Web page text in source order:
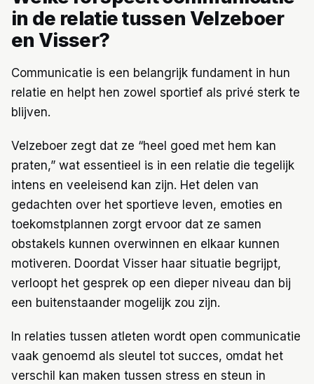
in de relatie tussen Velzeboer
en Visser?
Communicatie is een belangrijk fundament in hun
relatie en helpt hen zowel sportief als privé sterk te
blijven.
Velzeboer zegt dat ze “heel goed met hem kan
praten,” wat essentieel is in een relatie die tegelijk
intens en veeleisend kan zijn. Het delen van
gedachten over het sportieve leven, emoties en
toekomstplannen zorgt ervoor dat ze samen
obstakels kunnen overwinnen en elkaar kunnen
motiveren. Doordat Visser haar situatie begrijpt,
verloopt het gesprek op een dieper niveau dan bij
een buitenstaander mogelijk zou zijn.
In relaties tussen atleten wordt open communicatie
vaak genoemd als sleutel tot succes, omdat het
verschil kan maken tussen stress en steun in